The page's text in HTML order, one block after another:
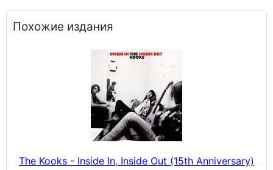
Похожие издания
The Kooks - Inside In, Inside Out (15th Anniversary)